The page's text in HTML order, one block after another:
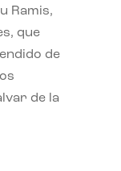
Ramis,
que
de
de la